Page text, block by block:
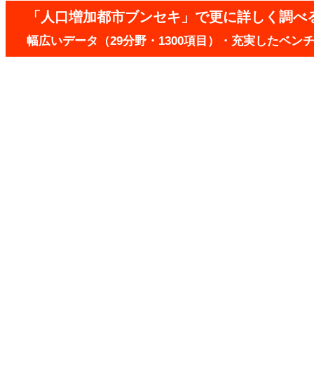
「人口増加都市ブンセキ」で更に詳しく調べ
幅広いデータ（29分野・1300項目）・充実したベン